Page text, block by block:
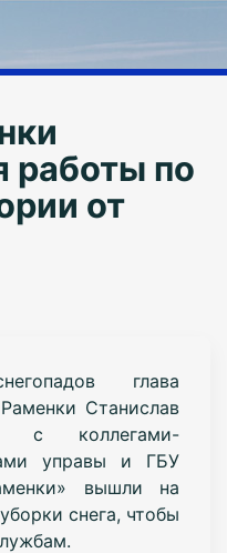
работы по
от
глава
Станислав
с коллегами-
управы и ГБУ
вышли на
снега, чтобы